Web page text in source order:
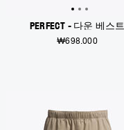
PERFECT - 다운 베스트
₩698.000
NEW ARRIVALS